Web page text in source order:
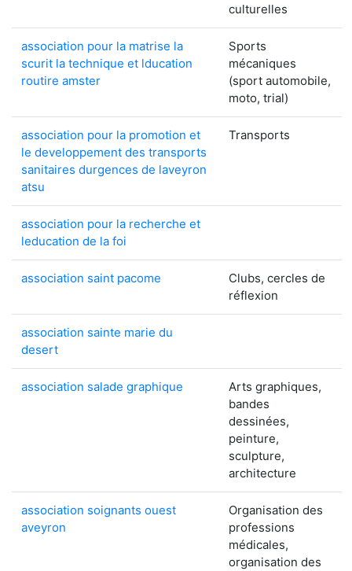
culturelles
association pour la matrise la
scurit la technique et lducation
routire amster
Sports
mécaniques
(sport automobile,
moto, trial)
association pour la promotion et
le developpement des transports
sanitaires durgences de laveyron
atsu
Transports
association pour la recherche et
leducation de la foi
association saint pacome
Clubs, cercles de
réflexion
association sainte marie du
desert
association salade graphique
Arts graphiques,
bandes
dessinées,
peinture,
sculpture,
architecture
association soignants ouest
aveyron
Organisation des
professions
médicales,
organisation des